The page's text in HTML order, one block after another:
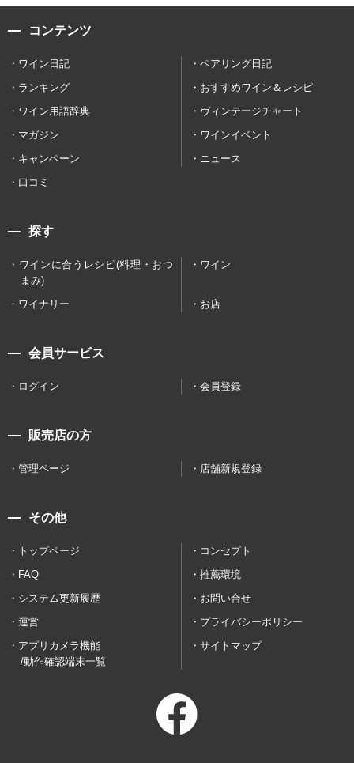
コンテンツ
ワイン日記
ペアリング日記
ランキング
おすすめワイン＆レシピ
ワイン用語辞典
ヴィンテージチャート
マガジン
ワインイベント
キャンペーン
ニュース
口コミ
探す
ワインに合うレシピ(料理・おつ
まみ)
ワイン
ワイナリー お店
会員サービス
ログイン 会員登録
販売店の方
管理ページ 店舗新規登録
その他
トップページ
コンセプト
FAQ
推薦環境
システム更新履歴
お問い合せ
運営
プライバシーポリシー
アプリカメラ機能
/動作確認端末一覧
サイトマップ